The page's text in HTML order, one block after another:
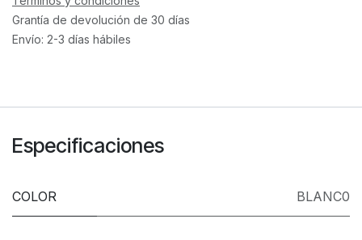
Grantía de devolución de 30 días
Envío: 2-3 días hábiles
Especificaciones
COLOR BLANC0